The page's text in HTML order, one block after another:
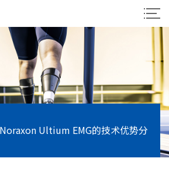
Ultium EMG的技术优势分